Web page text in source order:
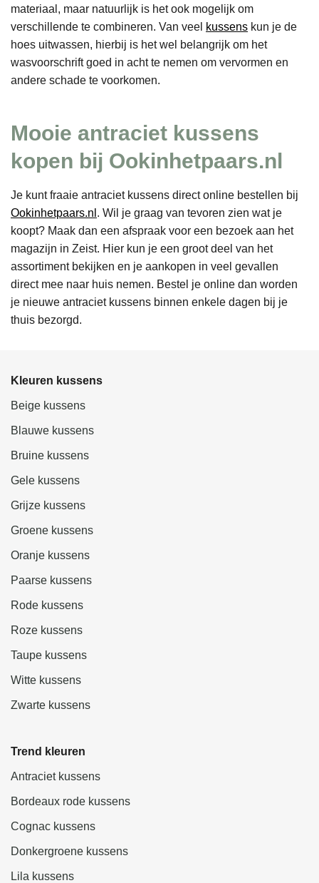
materiaal, maar natuurlijk is het ook mogelijk om
verschillende te combineren. Van veel kussens kun je de
hoes uitwassen, hierbij is het wel belangrijk om het
wasvoorschrift goed in acht te nemen om vervormen en
andere schade te voorkomen.
Mooie antraciet kussens
kopen bij Ookinhetpaars.nl
Je kunt fraaie antraciet kussens direct online bestellen bij
Ookinhetpaars.nl . Wil je graag van tevoren zien wat je
koopt? Maak dan een afspraak voor een bezoek aan het
magazijn in Zeist. Hier kun je een groot deel van het
assortiment bekijken en je aankopen in veel gevallen
direct mee naar huis nemen. Bestel je online dan worden
je nieuwe antraciet kussens binnen enkele dagen bij je
thuis bezorgd.
Kleuren kussens
Beige kussens
Blauwe kussens
Bruine kussens
Gele kussens
Grijze kussens
Groene kussens
Oranje kussens
Paarse kussens
Rode kussens
Roze kussens
Taupe kussens
Witte kussens
Zwarte kussens
Trend kleuren
Antraciet kussens
Bordeaux rode kussens
Cognac kussens
Donkergroene kussens
Lila kussens